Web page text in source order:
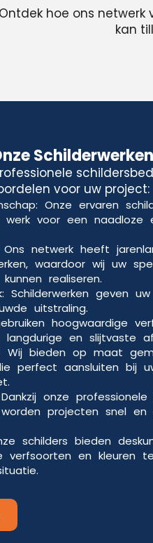
Ontdek hoe ons
kan
Schilderwerken
voor uw project:
Onze ervaren
werk voor een naadloze
Ons netwerk heeft
waardoor wij uw
realiseren.
Schilderwerken geven
uitstraling.
hoogwaardige
en slijtvaste
Wij bieden op maat
perfect aansluiten bij
onze professionele
projecten snel en
schilders bieden
en kleuren